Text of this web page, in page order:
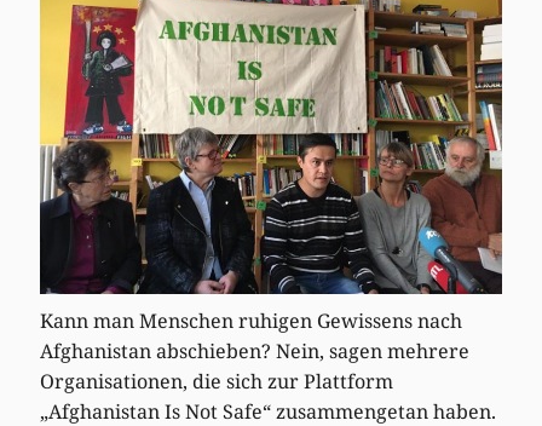
Kann man Menschen ruhigen Gewissens nach
Afghanistan abschieben? Nein, sagen mehrere
Organisationen, die sich zur Plattform
„Afghanistan Is Not Safe“ zusammengetan haben.